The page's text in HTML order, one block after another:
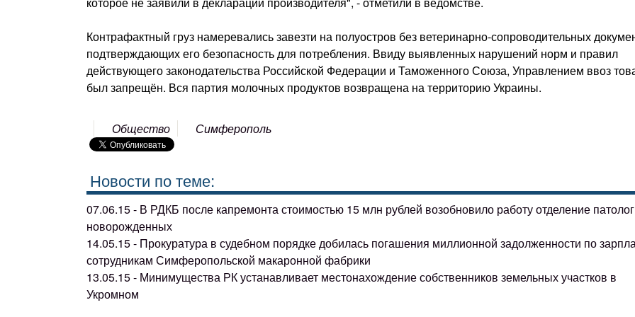
Контрафактный груз намеревались завезти на полуостров без ветеринарно-сопроводительных
подтверждающих его безопасность для потребления. Ввиду выявленных нарушений норм и правил
действующего законодательства Российской Федерации и Таможенного Союза, Управлением ввоз
был запрещён. Вся партия молочных продуктов возвращена на территорию Украины.
Общество Симферополь
Новости по теме:
07.06.15 - В РДКБ после капремонта стоимостью 15 млн рублей возобновило работу отделение
новорожденных
14.05.15 - Прокуратура в судебном порядке добилась погашения миллионной задолженности по
сотрудникам Симферопольской макаронной фабрики
13.05.15 - Минимущества РК устанавливает местонахождение собственников земельных участков в
Укромном